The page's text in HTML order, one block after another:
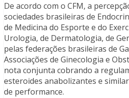
De acordo com o CFM, a
sociedades brasileiras de
de Medicina do Esporte e do
Urologia, de Dermatologia, de
pelas federações brasileiras de
Associações de Ginecologia e
nota conjunta cobrando a
esteroides anabolizantes e
de performance.